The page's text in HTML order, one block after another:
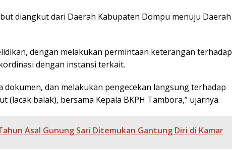
diangkut dari Daerah Kabupaten Dompu menuju Daerah
dengan melakukan permintaan keterangan terhadap
dengan instansi terkait.
dokumen, dan melakukan pengecekan langsung terhadap
(lacak balak), bersama Kepala BKPH Tambora,” ujarnya.
Asal Gunung Sari Ditemukan Gantung Diri di Kamar